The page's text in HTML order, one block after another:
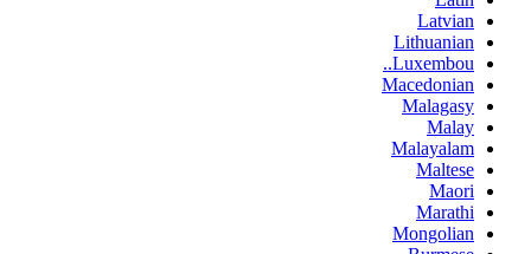
Latvian
Lithuanian
Luxembou..
Macedonian
Malagasy
Malay
Malayalam
Maltese
Maori
Marathi
Mongolian